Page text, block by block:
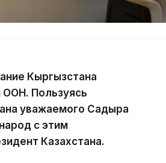
Кыргызстана
ООН. Пользуясь
уважаемого Садыра
с этим
Казахстана.